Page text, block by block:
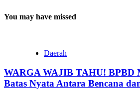
You may have missed
Daerah
WARGA WAJIB TAHU! BPBD
Batas Nyata Antara Bencana